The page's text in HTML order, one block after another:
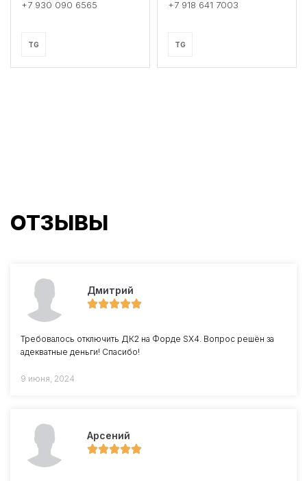
+7 930 090 6565
TG
+7 918 641 7003
TG
ОТЗЫВЫ
Дмитрий
Требовалось отключить ДК2 на Форде SX4. Вопрос решён за
адекватные деньги! Спасибо!
9 июня, 2024
Арсений